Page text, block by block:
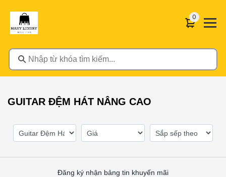
Nhập từ khóa tìm kiếm...
00 sản
GUITAR ĐỆM HÁT NÂNG CAO
Đăng ký nhận bảng tin khuyến mãi